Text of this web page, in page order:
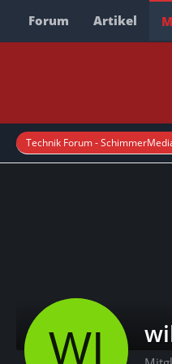
Forum Artikel
Technik Forum -